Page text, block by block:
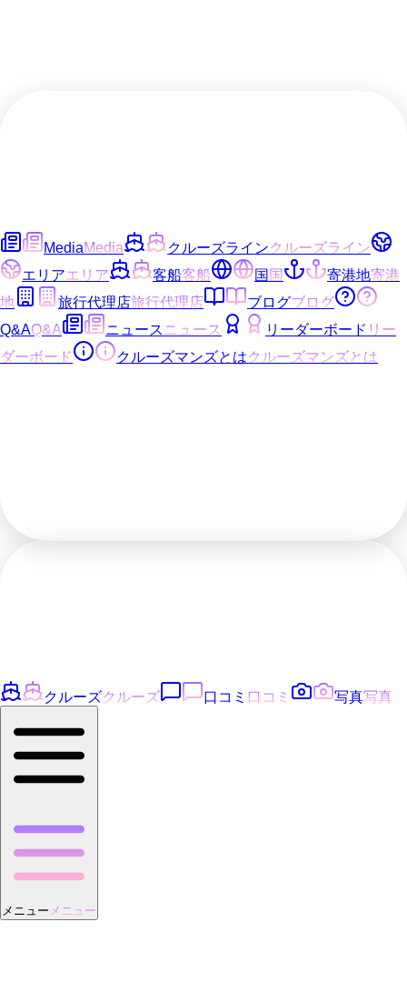
MediaMedia クルーズラインクルーズライン
エリアエリア 客船客船 国国 寄港地寄港
地
旅行代理店旅行代理店 ブログブログ
Q&AQ&A ニュース ニュース リーダーボード リー
ダーボード
クルーズマンズとはクルーズマンズとは
クルーズクルーズ 口コミ 口コミ 写真写真
メニュー メニュー